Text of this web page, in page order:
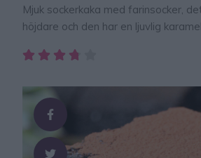
Mjuk sockerkaka med farinsocker,
höjdare och den har en ljuvlig
perfekt till fikat när du vill ha något
– klicka här! FARINSOCKERKAKA 12
strösocker2 ägg1 dl …